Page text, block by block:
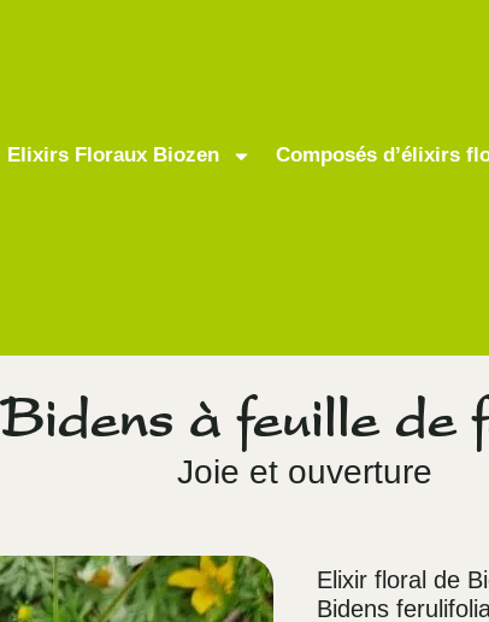
Elixirs Floraux Biozen Composés d’élixirs
Bidens à feuille de
Joie et ouverture
Elixir floral de
Bidens